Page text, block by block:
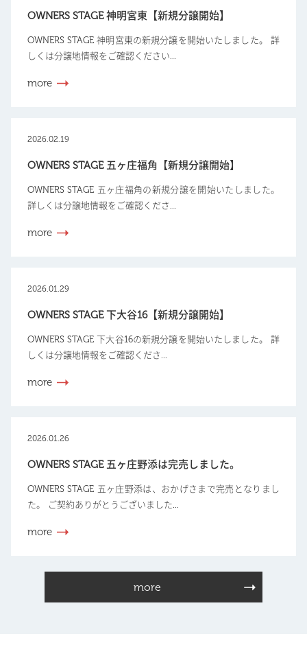
OWNERS STAGE 神明宮東【新規分譲開始】
OWNERS STAGE 神明宮東の新規分譲を開始いたしました。 詳
しくは分譲地情報をご確認ください...
more
2026.02.19
OWNERS STAGE 五ヶ庄福角【新規分譲開始】
OWNERS STAGE 五ヶ庄福角の新規分譲を開始いたしました。
詳しくは分譲地情報をご確認くださ...
more
2026.01.29
OWNERS STAGE 下大谷16【新規分譲開始】
OWNERS STAGE 下大谷16の新規分譲を開始いたしました。 詳
しくは分譲地情報をご確認くださ...
more
2026.01.26
OWNERS STAGE 五ヶ庄野添は完売しました。
OWNERS STAGE 五ヶ庄野添は、おかげさまで完売となりまし
た。 ご契約ありがとうございました...
more
more